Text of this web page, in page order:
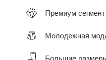
Премиум сегмент
Молодежная
Большие